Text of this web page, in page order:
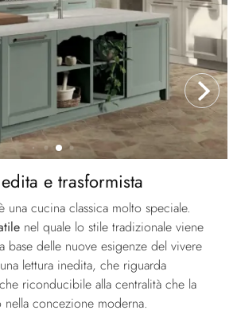
e trasformista
una cucina classica molto speciale.
nel quale lo stile tradizionale viene
base delle nuove esigenze del vivere
lettura inedita, che riguarda
riconducibile alla centralità che la
nella concezione moderna.